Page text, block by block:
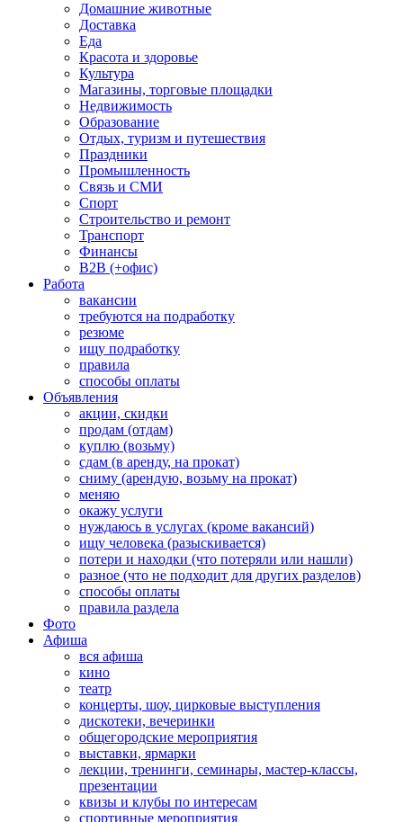
Домашние животные
Доставка
Еда
Красота и здоровье
Культура
Магазины, торговые площадки
Недвижимость
Образование
Отдых, туризм и путешествия
Праздники
Промышленность
Связь и СМИ
Спорт
Строительство и ремонт
Транспорт
Финансы
B2B (+офис)
Работа
вакансии
требуются на подработку
резюме
ищу подработку
правила
способы оплаты
Объявления
акции, скидки
продам (отдам)
куплю (возьму)
сдам (в аренду, на прокат)
сниму (арендую, возьму на прокат)
меняю
окажу услуги
нуждаюсь в услугах (кроме вакансий)
ищу человека (разыскивается)
потери и находки (что потеряли или нашли)
разное (что не подходит для других разделов)
способы оплаты
правила раздела
Фото
Афиша
вся афиша
кино
театр
концерты, шоу, цирковые выступления
дискотеки, вечеринки
общегородские мероприятия
выставки, ярмарки
лекции, тренинги, семинары, мастер-классы,
презентации
квизы и клубы по интересам
спортивные мероприятия